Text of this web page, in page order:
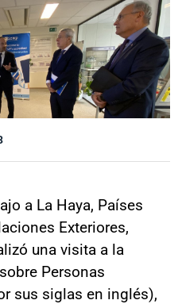
Económicas
a La Haya, Países
Exteriores,
una visita a la
Personas
sus siglas en inglés),